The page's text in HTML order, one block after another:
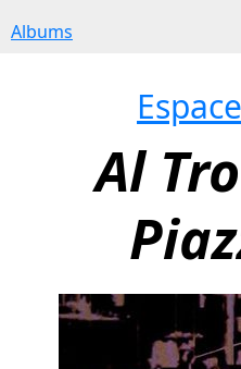
Albums
Al